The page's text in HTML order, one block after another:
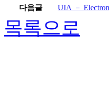
다음글
UIA －
목록으로